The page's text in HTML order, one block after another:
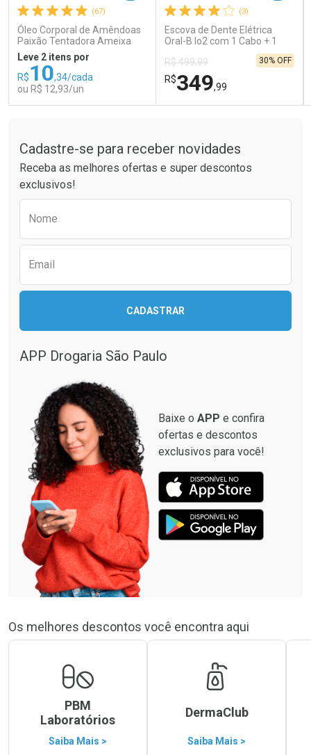
Comprar sem Desconto
Por R$ 26,99/cada
Comprar sem Desconto
Por R$ 26,99/cada
Comprar sem Desconto
Por R$ 121,90/cada
Comprar sem Desconto
Por R$ 121,90/cada
(67)
Óleo Corporal de Amêndoas
Paixão Tentadora Ameixa
Rubi 100ml
Leve 2 itens por
R$10,34/cada
ou R$ 12,93/un
Laboratório
Comprar sem Desconto
Por Menos
Comprar sem Desconto
(3)
Escova de Dente Elétrica
Oral-B Io2 com 1 Cabo + 1
R$ 499,99
R$349,99
30% OFF
Laboratório
Comprar sem Desconto
Por Menos
Comprar sem Desconto
Cadastre-se para receber novidades
Receba as melhores ofertas e super descontos
exclusivos!
Nome
Email
CADASTRAR
APP Drogaria São Paulo
Baixe o APP e confira
ofertas e descontos
exclusivos para você!
Os melhores descontos você encontra aqui
PBM
Laboratórios
Saiba Mais >
DermaClub
Saiba Mais >